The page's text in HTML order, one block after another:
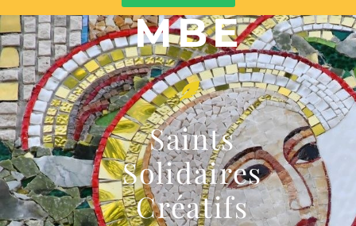
MBE
Saints
Solidaires
Créatifs